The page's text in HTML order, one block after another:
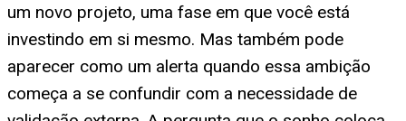
um novo projeto, uma fase em que você está
investindo em si mesmo. Mas também pode
aparecer como um alerta quando essa ambição
começa a se confundir com a necessidade de